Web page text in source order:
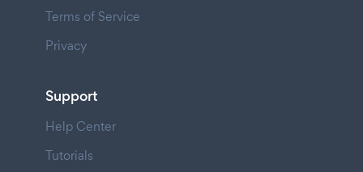
Terms of Service
Privacy
Support
Help Center
Tutorials